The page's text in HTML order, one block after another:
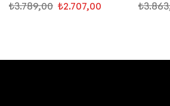
₺3.789,00 ₺2.707,00 ₺